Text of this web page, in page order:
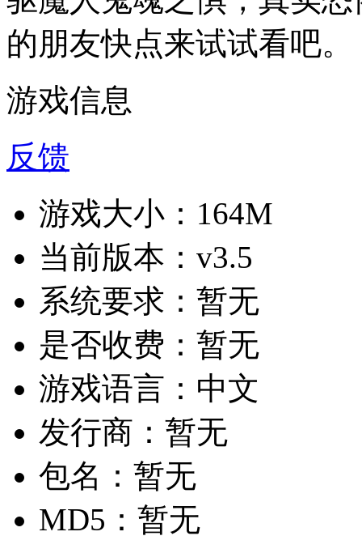
的朋友快点来试试看吧。
游戏信息
反馈
游戏大小： 164M
当前版本： v3.5
系统要求： 暂无
是否收费： 暂无
游戏语言： 中文
发行商： 暂无
包名： 暂无
MD5： 暂无